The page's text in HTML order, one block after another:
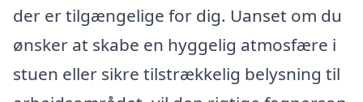
der er tilgængelige for dig. Uanset om du
ønsker at skabe en hyggelig atmosfære i
stuen eller sikre tilstrækkelig belysning til